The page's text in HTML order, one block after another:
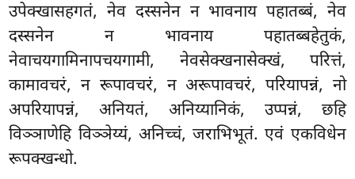
उपेक्खासहगतं, नेव दस्सनेन न भावनाय पहातब्बं, नेव
दस्सनेन न भावनाय पहातब्बहेतुकं,
नेवाचयगामिनापचयगामी, नेवसेक्खनासेक्खं, परित्तं,
कामावचरं, न रूपावचरं, न अरूपावचरं, परियापन्नं, नो
अपरियापन्नं, अनियतं, अनिय्यानिकं, उप्पन्नं, छहि
विञ्ञाणेहि विञ्ञेय्यं, अनिच्चं, जराभिभूतं. एवं एकविधेन
रूपक्खन्धो.